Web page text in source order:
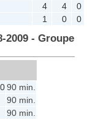
4 4
0
1 0 0
2009 - Groupe
90 min.
90 min.
90 min.